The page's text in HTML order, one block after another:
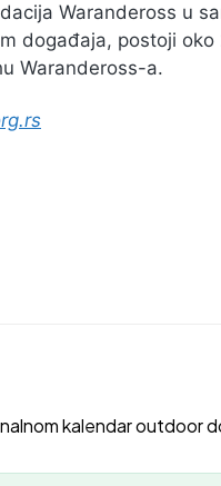
Warandeross u
događaja, postoji oko
Warandeross-a.
kalendar outdoor